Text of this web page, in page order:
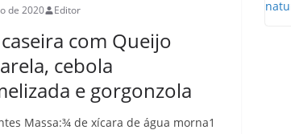
de 2020 Editor
caseira com Queijo
cebola
e gorgonzola
Massa:¾ de xícara de água morna1